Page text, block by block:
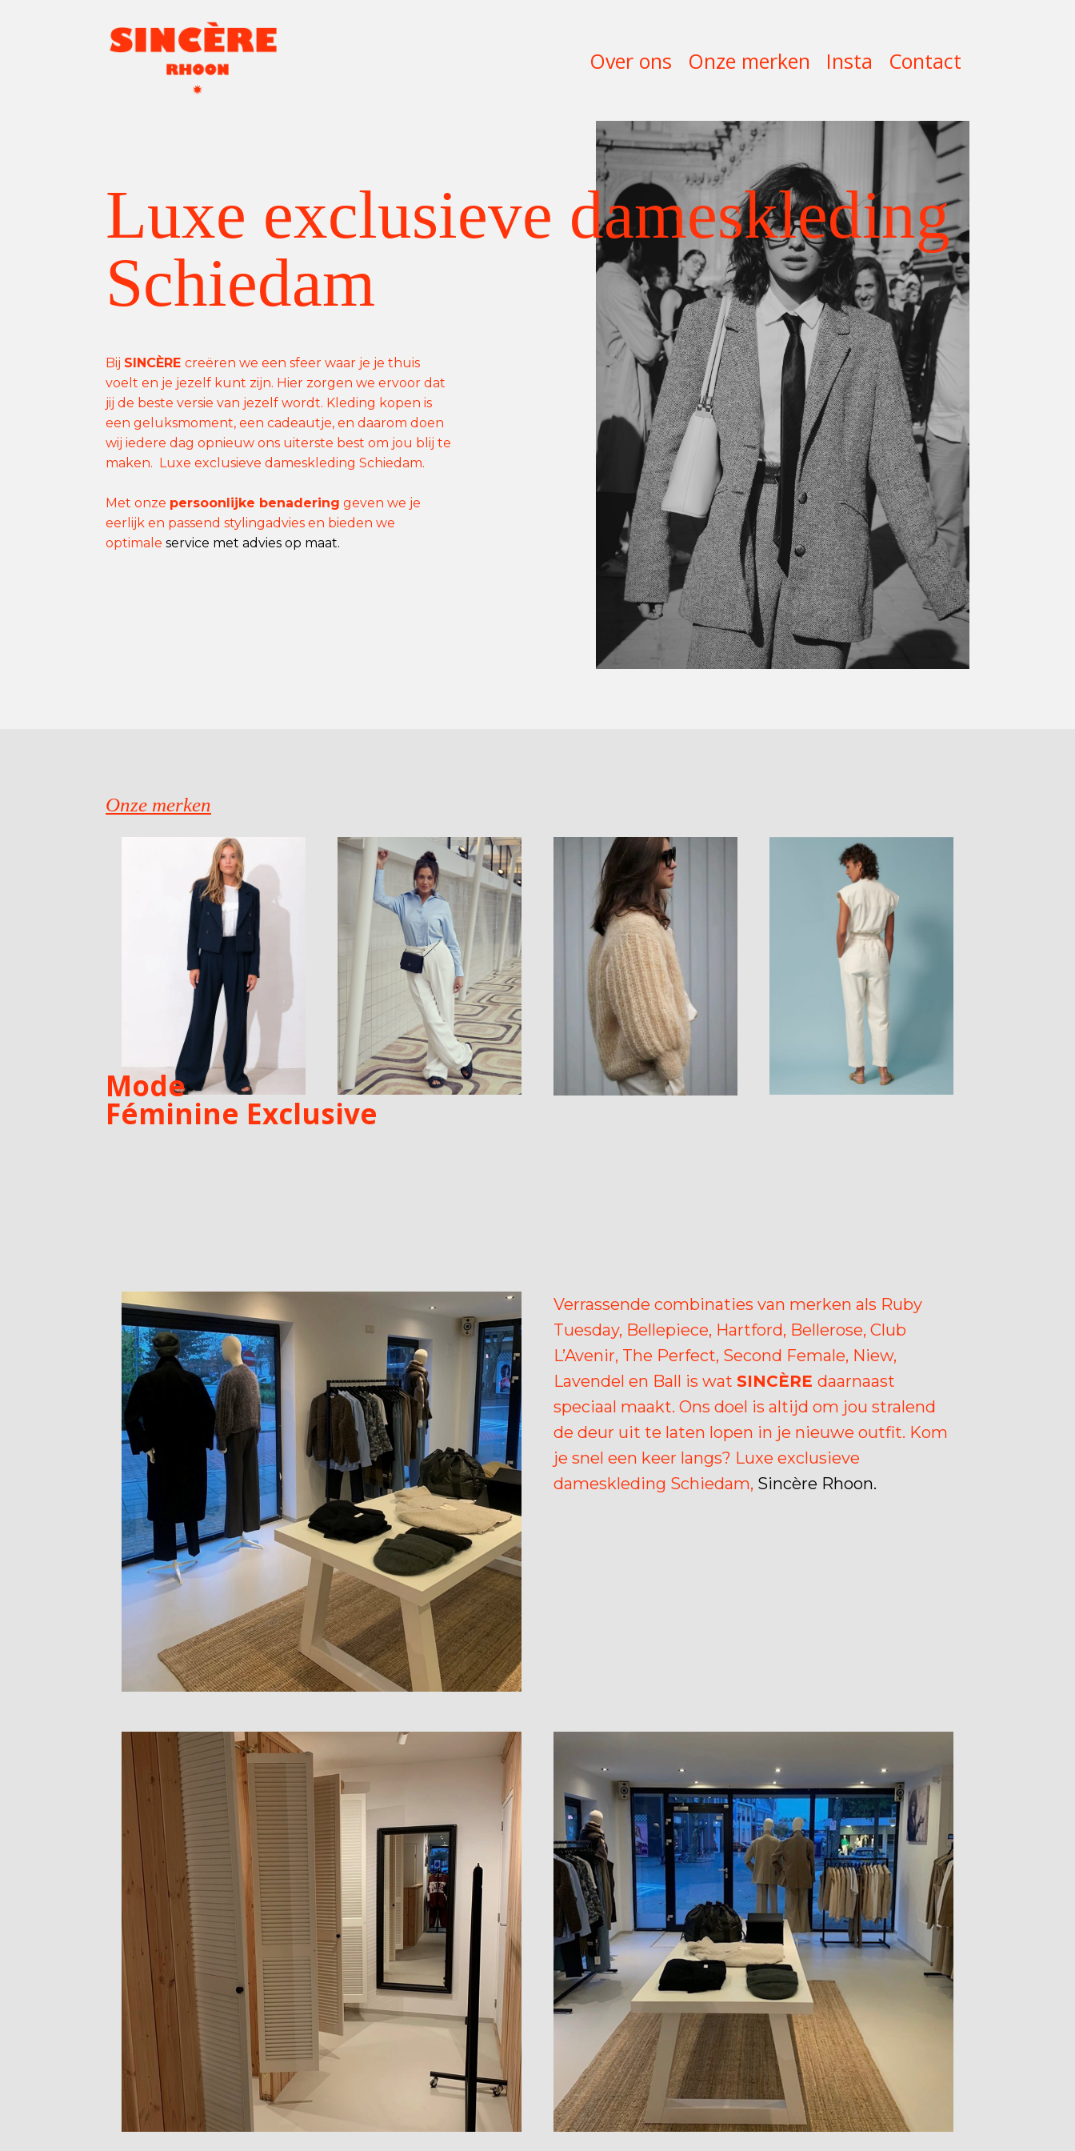
Over ons Onze merken Insta Contact
Luxe exclusieve dameskleding
Schiedam
Bij SINCÈRE creëren we een sfeer waar je je thuis
voelt en je jezelf kunt zijn. Hier zorgen we ervoor dat
jij de beste versie van jezelf wordt. Kleding kopen is
een geluksmoment, een cadeautje, en daarom doen
wij iedere dag opnieuw ons uiterste best om jou blij te
maken. Luxe exclusieve dameskleding Schiedam.
Met onze persoonlijke benadering geven we je
eerlijk en passend stylingadvies en bieden we
optimale service met advies op maat.
Onze merken
Mode
Féminine Exclusive
Verrassende combinaties van merken als Ruby
Tuesday, Bellepiece, Hartford, Bellerose, Club
L’Avenir, The Perfect, Second Female, Niew,
Lavendel en Ball is wat SINCÈRE daarnaast
speciaal maakt. Ons doel is altijd om jou stralend
de deur uit te laten lopen in je nieuwe outfit. Kom
je snel een keer langs? Luxe exclusieve
dameskleding Schiedam, Sincère Rhoon.